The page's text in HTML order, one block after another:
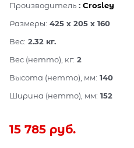
Производитель : Crosley
Размеры: 425 x 205 x 160
Вес: 2.32 кг.
Вес (нетто), кг: 2
Высота (нетто), мм: 140
Ширина (нетто), мм: 152
15 785 руб.